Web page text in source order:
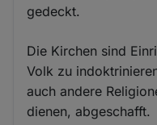
gedeckt.
Die Kirchen sind
Volk zu
auch andere
dienen, abgeschafft.